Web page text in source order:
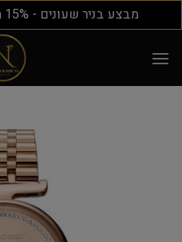
מבצע בניר שעונים - 15% הנחה עד סוף אפריל!